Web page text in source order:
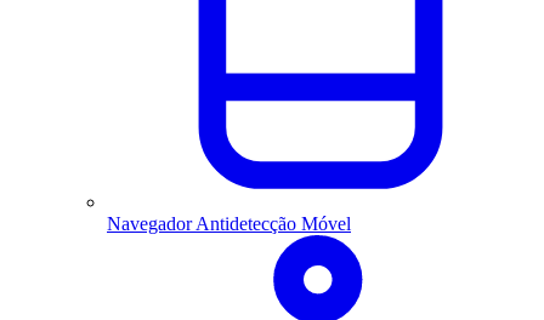
Navegador Antidetecção Móvel